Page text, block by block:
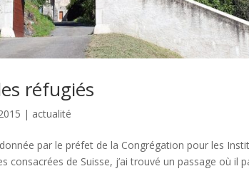
réfugiés
| actualité
par le préfet de la Congrégation pour les
consacrées de Suisse, j’ai trouvé un passage où il